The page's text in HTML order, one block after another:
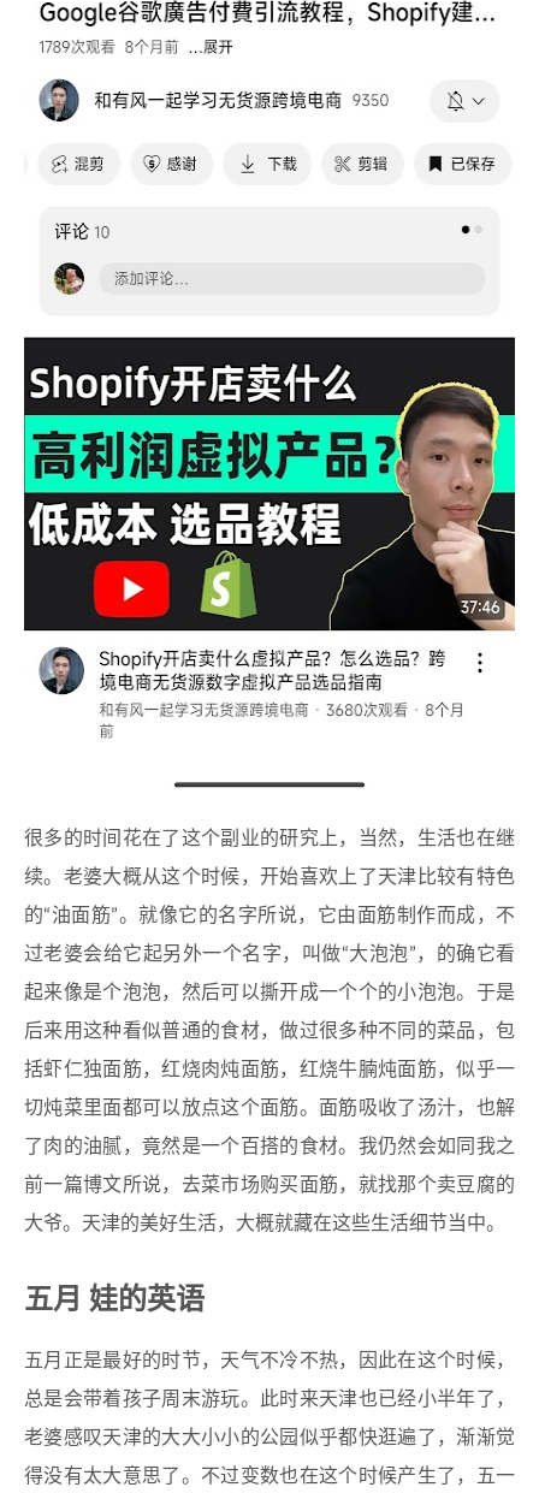
很多的时间花在了这个副业的研究上，当然，生活也在继
续。老婆大概从这个时候，开始喜欢上了天津比较有特色
的“油面筋”。就像它的名字所说，它由面筋制作而成，不
过老婆会给它起另外一个名字，叫做“大泡泡”，的确它看
起来像是个泡泡，然后可以撕开成一个个的小泡泡。于是
后来用这种看似普通的食材，做过很多种不同的菜品，包
括虾仁独面筋，红烧肉炖面筋，红烧牛腩炖面筋，似乎一
切炖菜里面都可以放点这个面筋。面筋吸收了汤汁，也解
了肉的油腻，竟然是一个百搭的食材。我仍然会如同我之
前一篇博文所说，去菜市场购买面筋，就找那个卖豆腐的
大爷。天津的美好生活，大概就藏在这些生活细节当中。
五月 娃的英语
五月正是最好的时节，天气不冷不热，因此在这个时候，
总是会带着孩子周末游玩。此时来天津也已经小半年了，
老婆感叹天津的大大小小的公园似乎都快逛遍了，渐渐觉
得没有太大意思了。不过变数也在这个时候产生了，五一